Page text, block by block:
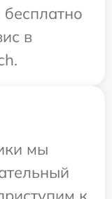
в
мы